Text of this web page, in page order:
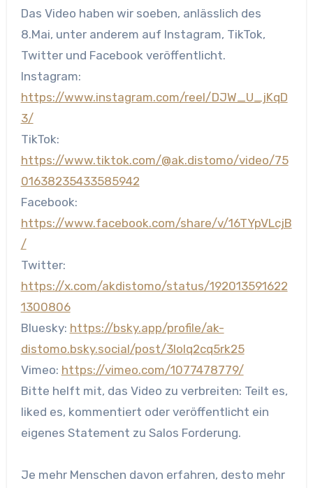
Das Video haben wir soeben, anlässlich des
8.Mai, unter anderem auf Instagram, TikTok,
Twitter und Facebook veröffentlicht.
Instagram:
https://www.instagram.com/reel/DJW_U_jKqD
3/
TikTok:
https://www.tiktok.com/@ak.distomo/video/75
01638235433585942
Facebook:
https://www.facebook.com/share/v/16TYpVLcjB
/
Twitter:
https://x.com/akdistomo/status/192013591622
1300806
Bluesky: https://bsky.app/profile/ak-
distomo.bsky.social/post/3lolq2cq5rk25
Vimeo: https://vimeo.com/1077478779/
Bitte helft mit, das Video zu verbreiten: Teilt es,
liked es, kommentiert oder veröffentlicht ein
eigenes Statement zu Salos Forderung.
Je mehr Menschen davon erfahren, desto mehr